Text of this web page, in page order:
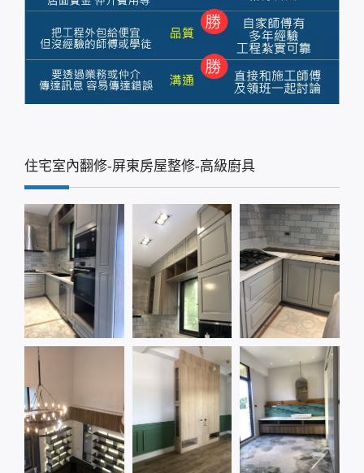
住宅室內翻修-屏東房屋整修-高級廚具